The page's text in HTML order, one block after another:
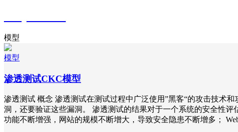
模型
模型
渗透测试CKC模型
渗透测试 概念 渗透测试在测试过程中广泛使用”黑客“的攻击技术
洞，还要验证这些漏洞。 渗透测试的结果对于一个系统的安全性
功能不断增强，网站的规模不断增大，导致安全隐患不断增多；